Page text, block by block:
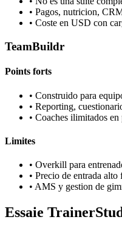
• Pagos, nutricion,
• Coste en USD con
TeamBuildr
Points forts
• Construido para
• Reporting,
• Coaches ilimitados en
Limites
• Overkill para
• Precio de entrada alto
• AMS y gestion de
Essaie